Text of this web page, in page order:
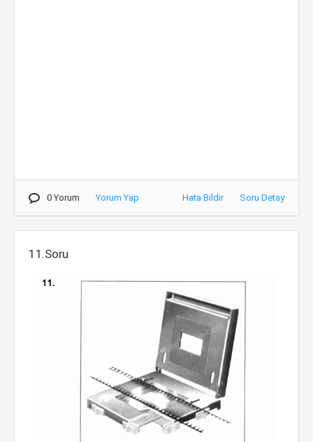
0 Yorum Yorum Yap Hata Bildir Soru Detay
11.Soru